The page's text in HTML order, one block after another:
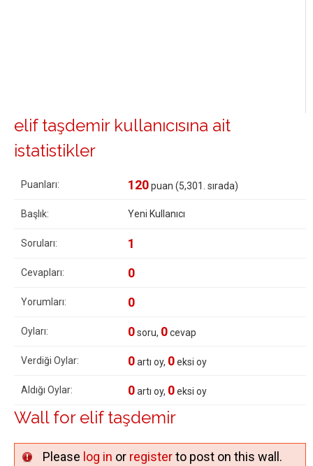
elif taşdemir kullanıcısına ait
istatistikler
Puanları: 120puan (5,301 . sırada)
Başlık: Yeni Kullanıcı
Soruları: 1
Cevapları: 0
Yorumları: 0
Oyları: 0soru, 0cevap
Verdiği Oylar: 0artı oy, 0eksi oy
Aldığı Oylar: 0artı oy, 0eksi oy
Wall for elif taşdemir
Please log in or registerto post on this wall.